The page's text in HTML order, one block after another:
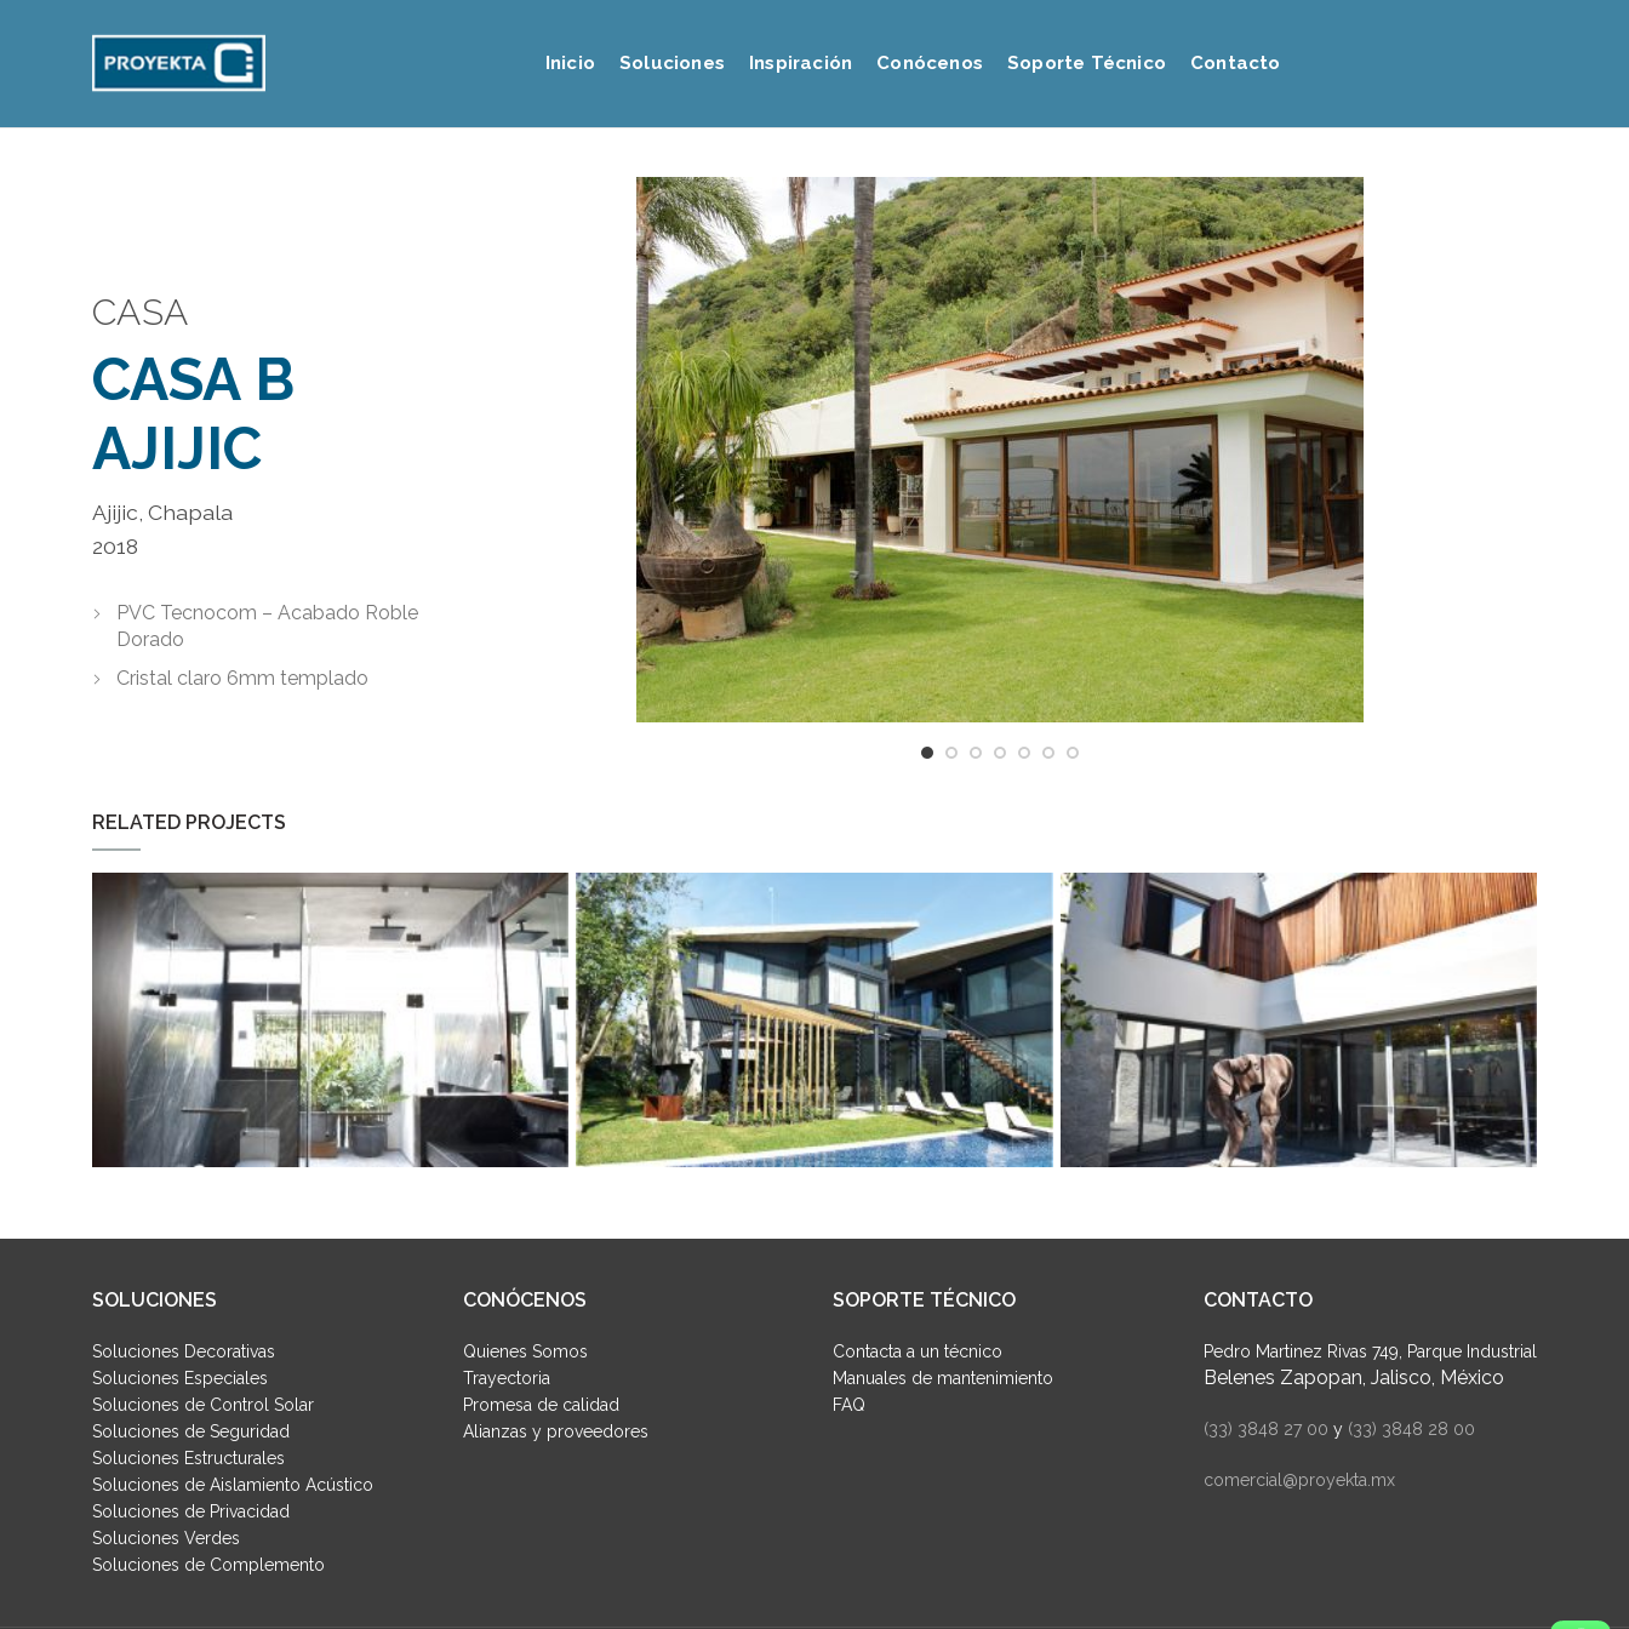
Inicio Soluciones Inspiración Conócenos Soporte Técnico Contacto
CASA
CASA B
AJIJIC
Ajijic, Chapala
2018
PVC Tecnocom – Acabado Roble
Dorado
Cristal claro 6mm templado
RELATED PROJECTS
SOLUCIONES
Soluciones Decorativas
Soluciones Especiales
Soluciones de Control Solar
Soluciones de Seguridad
Soluciones Estructurales
Soluciones de Aislamiento Acústico
Soluciones de Privacidad
Soluciones Verdes
Soluciones de Complemento
CONÓCENOS
Quienes Somos
Trayectoria
Promesa de calidad
Alianzas y proveedores
SOPORTE TÉCNICO
Contacta a un técnico
Manuales de mantenimiento
FAQ
CONTACTO
Pedro Martinez Rivas 749, Parque Industrial
Belenes Zapopan, Jalisco, México
(33) 3848 27 00 y (33) 3848 28 00
comercial@proyekta.mx